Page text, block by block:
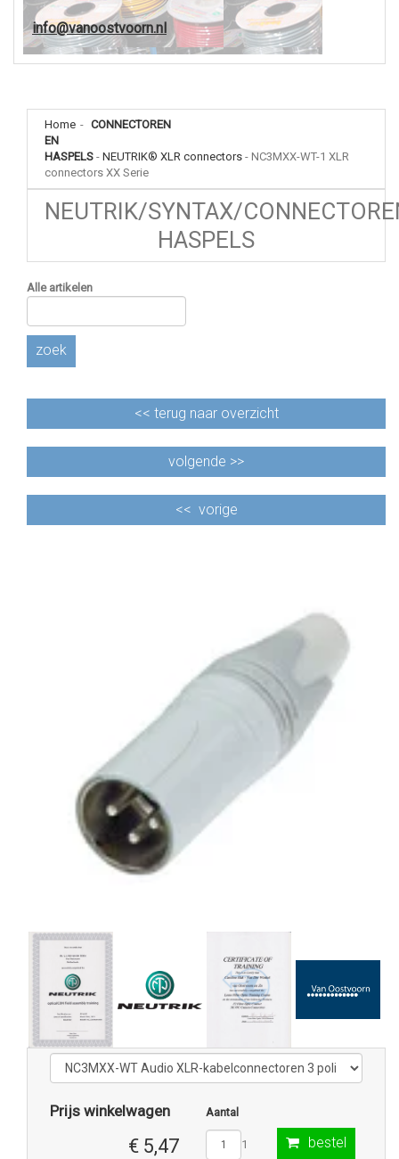
info@vanoostvoorn.nl
Home - CONNECTOREN
EN
HASPELS - NEUTRIK® XLR connectors - NC3MXX-WT-1 XLR
connectors XX Serie
NEUTRIK/SYNTAX/
HASPELS
Alle artikelen
zoek
<< terug naar overzicht
volgende >>
<< vorige
Prijs winkelwagen
€ 5,47
Aantal
1
bestel